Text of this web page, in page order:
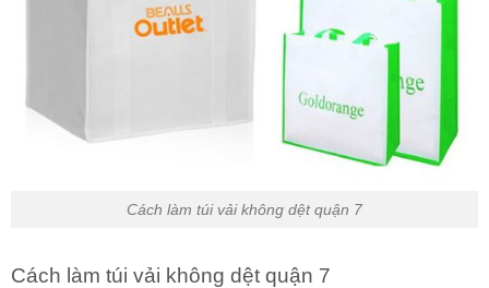
Cách làm túi vải không dệt quận 7
Cách làm túi vải không dệt quận 7